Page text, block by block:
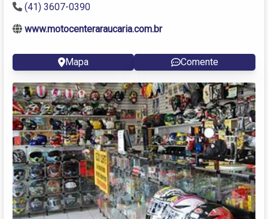
(41) 3607-0390
www.motocenteraraucaria.com.br
Mapa Comente